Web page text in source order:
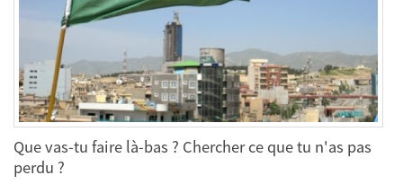
Que vas-tu faire là-bas ? Chercher ce que tu n'as pas
perdu ?